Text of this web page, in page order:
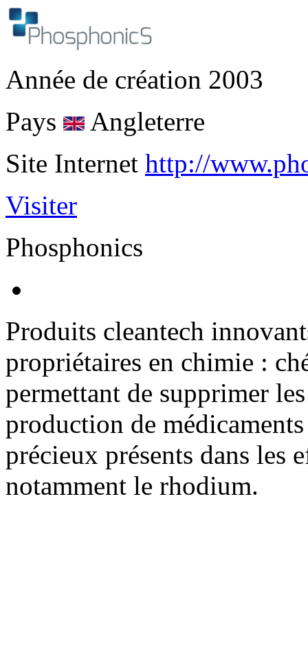
Année de création 2003
Pays
Angleterre
Site Internet http://
Visiter
Phosphonics
Produits cleantech
propriétaires en chimie :
permettant de supprimer
production de
précieux présents dans les
notamment le rhodium.